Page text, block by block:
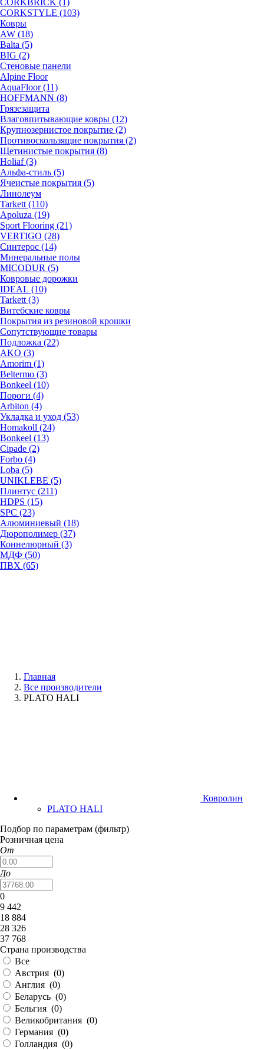
CORKBRICK (1)
CORKSTYLE (103)
Ковры
AW (18)
Balta (5)
BIG (2)
Стеновые панели
Alpine Floor
AquaFloor (11)
HOFFMANN (8)
Грязезащита
Влаговпитывающие ковры (12)
Крупнозернистое покрытие (2)
Противоскользящие покрытия (2)
Щетинистые покрытия (8)
Holiaf (3)
Альфа-стиль (5)
Ячеистые покрытия (5)
Линолеум
Tarkett (110)
Apoluza (19)
Sport Flooring (21)
VERTIGO (28)
Синтерос (14)
Минеральные полы
MICODUR (5)
Ковровые дорожки
IDEAL (10)
Tarkett (3)
Витебские ковры
Покрытия из резиновой крошки
Сопутствующие товары
Подложка (22)
AKO (3)
Amorim (1)
Beltermo (3)
Bonkeel (10)
Пороги (4)
Arbiton (4)
Укладка и уход (53)
Homakoll (24)
Bonkeel (13)
Cipade (2)
Forbo (4)
Loba (5)
UNIKLEBE (5)
Плинтус (211)
HDPS (15)
SPC (23)
Алюминиевый (18)
Дюрополимер (37)
Коннелюрный (3)
МДФ (50)
ПВХ (65)
Главная
Все производители
PLATO HALI
Ковролин
PLATO HALI
Подбор по параметрам (фильтр)
Розничная цена
От
До
0
9 442
18 884
28 326
37 768
Страна производства
Все
Австрия (0)
Англия (0)
Беларусь (0)
Бельгия (0)
Великобритания (0)
Германия (0)
Голландия (0)